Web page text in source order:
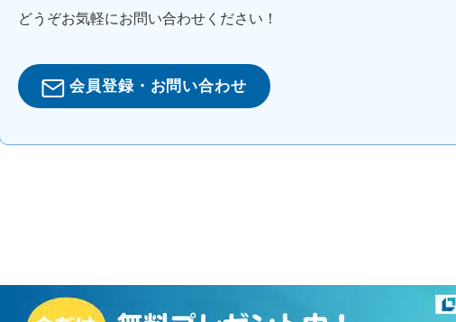
どうぞお気軽にお問い合わせください！
会員登録・お問い合わせ